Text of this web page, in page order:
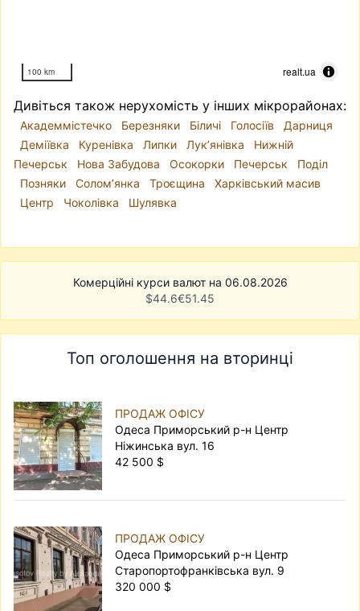
100 km realt.ua
Дивіться також нерухомість у інших мікрорайонах:
Академмістечко Березняки Біличі Голосіїв
Дарниця
Деміївка
Куренівка Липки Лук’янівка
Нижній
Печерськ
Нова Забудова Осокорки Печерськ
Поділ
Позняки
Солом’янка Троєщина
Харківський масив
Центр
Чоколівка Шулявка
Комерційні курси валют на 06.08.2026
$44.6€51.45
Топ оголошення на вторинці
ПРОДАЖ ОФІСУ
Одеса Приморський р-н Центр
Ніжинська вул. 16
42 500 $
ПРОДАЖ ОФІСУ
Одеса Приморський р-н Центр
Старопортофранківська вул. 9
320 000 $